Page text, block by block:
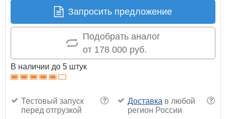
Запросить предложение
Подобрать аналог
от 178 000 руб.
В наличии до 5 штук
?
Тестовый запуск
перед отгрузкой
?
Доставка в любой
регион России